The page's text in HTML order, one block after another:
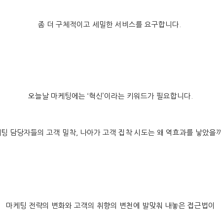
좀 더 구체적이고 세밀한 서비스를 요구합니다
오늘날 마케팅에는 ‘혁신’이라는 키워드가 필요합니다
담당자들의 고객 밀착, 나아가 고객 집착 시도는 왜 역효과를 낳았을
마케팅 전략의 변화와 고객의 취향의 변천에 발맞춰 내놓은 접근법이